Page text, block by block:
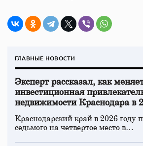
ГЛАВНЫЕ НОВОСТИ
Эксперт рассказал, как
инвестиционная
недвижимости Краснодара в
Краснодарский край в 2026 году
седьмого на четвертое место в…